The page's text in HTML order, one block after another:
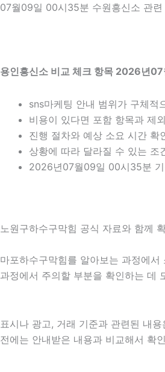
07월09일 00시35분 수원흥신소 관
용인흥신소 비교 체크 항목 2026년
sns마케팅 안내 범위가 구체적
비용이 있다면 포함 항목과 제
진행 절차와 예상 소요 시간 확
상황에 따라 달라질 수 있는 조
2026년07월09일 00시35분
노원구하수구막힘 공식 자료와 함께
마포하수구막힘를 알아보는 과정에
과정에서 주의할 부분을 확인하는 데
표시나 광고, 거래 기준과 관련된 내용
전에는 안내받은 내용과 비교해서 확